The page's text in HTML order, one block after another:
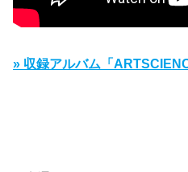
» 収録アルバム「